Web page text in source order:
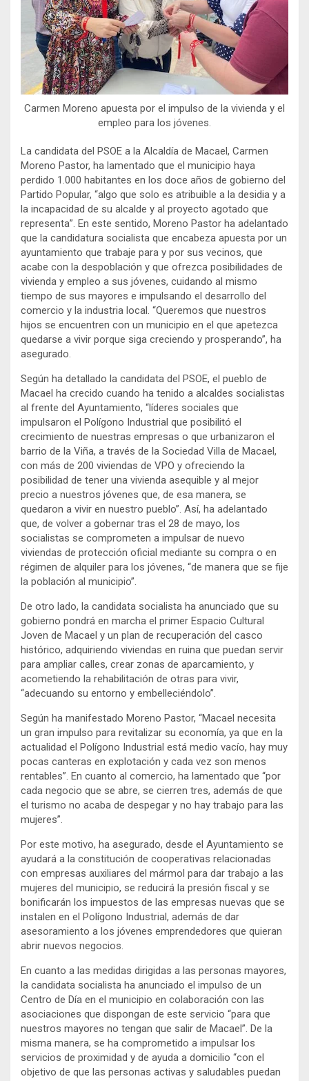
Carmen Moreno apuesta por el impulso de la vivienda y el
empleo para los jóvenes.
La candidata del PSOE a la Alcaldía de Macael, Carmen
Moreno Pastor, ha lamentado que el municipio haya
perdido 1.000 habitantes en los doce años de gobierno del
Partido Popular, “algo que solo es atribuible a la desidia y a
la incapacidad de su alcalde y al proyecto agotado que
representa”. En este sentido, Moreno Pastor ha adelantado
que la candidatura socialista que encabeza apuesta por un
ayuntamiento que trabaje para y por sus vecinos, que
acabe con la despoblación y que ofrezca posibilidades de
vivienda y empleo a sus jóvenes, cuidando al mismo
tiempo de sus mayores e impulsando el desarrollo del
comercio y la industria local. “Queremos que nuestros
hijos se encuentren con un municipio en el que apetezca
quedarse a vivir porque siga creciendo y prosperando”, ha
asegurado.
Según ha detallado la candidata del PSOE, el pueblo de
Macael ha crecido cuando ha tenido a alcaldes socialistas
al frente del Ayuntamiento, “líderes sociales que
impulsaron el Polígono Industrial que posibilitó el
crecimiento de nuestras empresas o que urbanizaron el
barrio de la Viña, a través de la Sociedad Villa de Macael,
con más de 200 viviendas de VPO y ofreciendo la
posibilidad de tener una vivienda asequible y al mejor
precio a nuestros jóvenes que, de esa manera, se
quedaron a vivir en nuestro pueblo”. Así, ha adelantado
que, de volver a gobernar tras el 28 de mayo, los
socialistas se comprometen a impulsar de nuevo
viviendas de protección oficial mediante su compra o en
régimen de alquiler para los jóvenes, “de manera que se fije
la población al municipio”.
De otro lado, la candidata socialista ha anunciado que su
gobierno pondrá en marcha el primer Espacio Cultural
Joven de Macael y un plan de recuperación del casco
histórico, adquiriendo viviendas en ruina que puedan servir
para ampliar calles, crear zonas de aparcamiento, y
acometiendo la rehabilitación de otras para vivir,
“adecuando su entorno y embelleciéndolo”.
Según ha manifestado Moreno Pastor, “Macael necesita
un gran impulso para revitalizar su economía, ya que en la
actualidad el Polígono Industrial está medio vacío, hay muy
pocas canteras en explotación y cada vez son menos
rentables”. En cuanto al comercio, ha lamentado que “por
cada negocio que se abre, se cierren tres, además de que
el turismo no acaba de despegar y no hay trabajo para las
mujeres”.
Por este motivo, ha asegurado, desde el Ayuntamiento se
ayudará a la constitución de cooperativas relacionadas
con empresas auxiliares del mármol para dar trabajo a las
mujeres del municipio, se reducirá la presión fiscal y se
bonificarán los impuestos de las empresas nuevas que se
instalen en el Polígono Industrial, además de dar
asesoramiento a los jóvenes emprendedores que quieran
abrir nuevos negocios.
En cuanto a las medidas dirigidas a las personas mayores,
la candidata socialista ha anunciado el impulso de un
Centro de Día en el municipio en colaboración con las
asociaciones que dispongan de este servicio “para que
nuestros mayores no tengan que salir de Macael”. De la
misma manera, se ha comprometido a impulsar los
servicios de proximidad y de ayuda a domicilio “con el
objetivo de que las personas activas y saludables puedan